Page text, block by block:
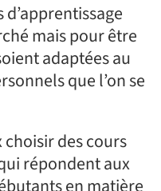
mais pour être
adaptées au
que l’on se
choisir des cours
répondent aux